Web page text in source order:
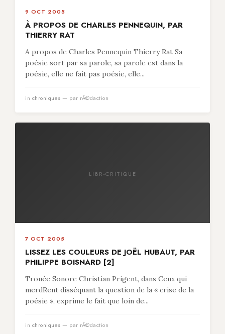
9 OCT 2005
À PROPOS DE CHARLES PENNEQUIN, PAR
THIERRY RAT
A propos de Charles Pennequin Thierry Rat Sa
poésie sort par sa parole, sa parole est dans la
poésie, elle ne fait pas poésie, elle...
in chroniques — par rÃ©daction
LIBR-CRITIQUE
7 OCT 2005
LISSEZ LES COULEURS DE JOËL HUBAUT, PAR
PHILIPPE BOISNARD [2]
Trouée Sonore Christian Prigent, dans Ceux qui
merdRent disséquant la question de la « crise de la
poésie », exprime le fait que loin de...
in chroniques — par rÃ©daction